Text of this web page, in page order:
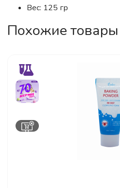
Вес: 125 гр
Похожие товары